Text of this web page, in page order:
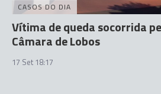
CASOS DO DIA
Vítima de queda socorrida
Câmara de Lobos
17 Set 18:17